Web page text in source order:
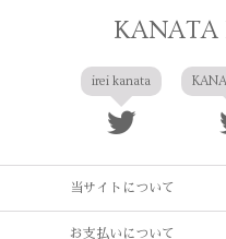
KANATA
irei kanata
当サイトについて
お支払いについて